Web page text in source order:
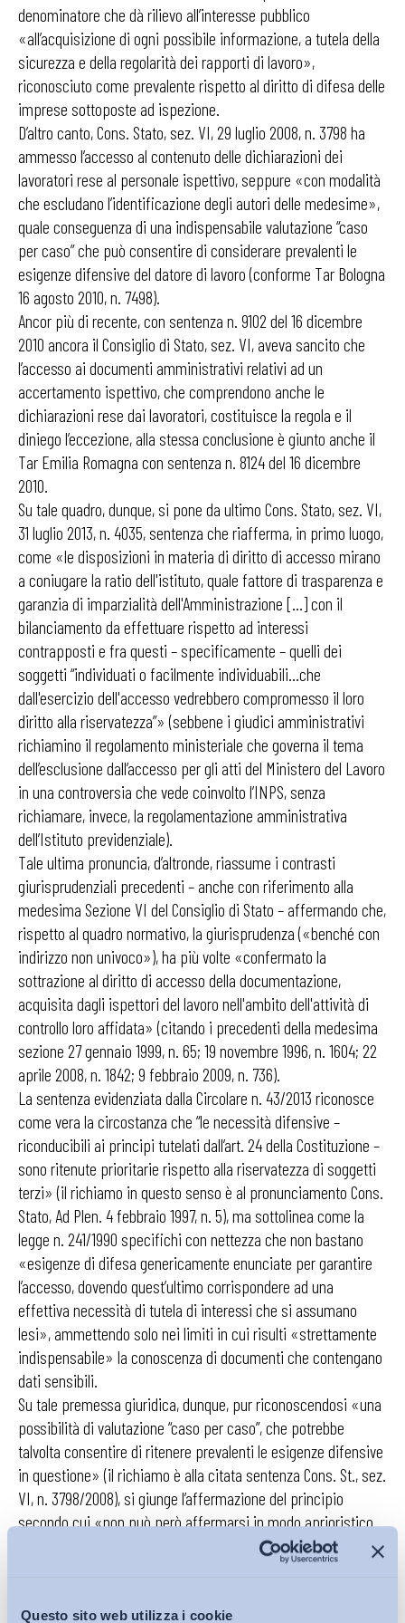
Questo sito web utilizza i cookie
denominatore che dà rilievo all’interesse pubblico
«all’acquisizione di ogni possibile informazione, a tutela della
sicurezza e della regolarità dei rapporti di lavoro»,
riconosciuto come prevalente rispetto al diritto di difesa delle
imprese sottoposte ad ispezione.
D’altro canto, Cons. Stato, sez. VI, 29 luglio 2008, n. 3798 ha
ammesso l’accesso al contenuto delle dichiarazioni dei
lavoratori rese al personale ispettivo, seppure «con modalità
che escludano l’identificazione degli autori delle medesime»,
quale conseguenza di una indispensabile valutazione “caso
per caso” che può consentire di considerare prevalenti le
esigenze difensive del datore di lavoro (conforme Tar Bologna
16 agosto 2010, n. 7498).
Ancor più di recente, con sentenza n. 9102 del 16 dicembre
2010 ancora il Consiglio di Stato, sez. VI, aveva sancito che
l’accesso ai documenti amministrativi relativi ad un
accertamento ispettivo, che comprendono anche le
dichiarazioni rese dai lavoratori, costituisce la regola e il
diniego l’eccezione, alla stessa conclusione è giunto anche il
Tar Emilia Romagna con sentenza n. 8124 del 16 dicembre
2010.
Su tale quadro, dunque, si pone da ultimo Cons. Stato, sez. VI,
31 luglio 2013, n. 4035, sentenza che riafferma, in primo luogo,
come «le disposizioni in materia di diritto di accesso mirano
a coniugare la ratio dell'istituto, quale fattore di trasparenza e
garanzia di imparzialità dell'Amministrazione […] con il
bilanciamento da effettuare rispetto ad interessi
contrapposti e fra questi – specificamente – quelli dei
soggetti “individuati o facilmente individuabili…che
dall'esercizio dell'accesso vedrebbero compromesso il loro
diritto alla riservatezza”» (sebbene i giudici amministrativi
richiamino il regolamento ministeriale che governa il tema
dell’esclusione dall’accesso per gli atti del Ministero del Lavoro
in una controversia che vede coinvolto l’INPS, senza
richiamare, invece, la regolamentazione amministrativa
dell’Istituto previdenziale).
Tale ultima pronuncia, d’altronde, riassume i contrasti
giurisprudenziali precedenti – anche con riferimento alla
medesima Sezione VI del Consiglio di Stato – affermando che,
rispetto al quadro normativo, la giurisprudenza («benché con
indirizzo non univoco»), ha più volte «confermato la
sottrazione al diritto di accesso della documentazione,
acquisita dagli ispettori del lavoro nell'ambito dell'attività di
controllo loro affidata» (citando i precedenti della medesima
sezione 27 gennaio 1999, n. 65; 19 novembre 1996, n. 1604; 22
aprile 2008, n. 1842; 9 febbraio 2009, n. 736).
La sentenza evidenziata dalla Circolare n. 43/2013 riconosce
come vera la circostanza che “le necessità difensive –
riconducibili ai principi tutelati dall’art. 24 della Costituzione –
sono ritenute prioritarie rispetto alla riservatezza di soggetti
terzi» (il richiamo in questo senso è al pronunciamento Cons.
Stato, Ad Plen. 4 febbraio 1997, n. 5), ma sottolinea come la
legge n. 241/1990 specifichi con nettezza che non bastano
«esigenze di difesa genericamente enunciate per garantire
l’accesso, dovendo quest’ultimo corrispondere ad una
effettiva necessità di tutela di interessi che si assumano
lesi», ammettendo solo nei limiti in cui risulti «strettamente
indispensabile» la conoscenza di documenti che contengano
dati sensibili.
Su tale premessa giuridica, dunque, pur riconoscendosi «una
possibilità di valutazione “caso per caso”, che potrebbe
talvolta consentire di ritenere prevalenti le esigenze difensive
in questione» (il richiamo è alla citata sentenza Cons. St., sez.
VI, n. 3798/2008), si giunge l’affermazione del principio
secondo cui «non può però affermarsi in modo aprioristico
una generalizzata recessività dell’interesse pubblico
all’acquisizione di ogni possibile informazione, per finalità di
sono connessi valori, a loro volta, costituzionalmente